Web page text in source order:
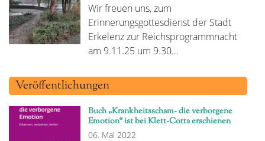
Wir freuen uns, zum
Erinnerungsgottesdienst der Stadt
Erkelenz zur Reichsprogrammnacht
am 9.11.25 um 9.30…
Veröffentlichungen
Buch „Krankheitsscham- die verborgene
Emotion“ ist bei Klett-Cotta erschienen
06. Mai 2022